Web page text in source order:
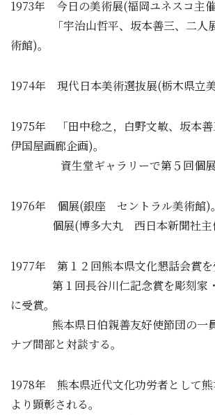
1973年 今日の美術展(福岡ユネスコ主催
「宇治山哲平、坂本善三、二人展
術館)。
1974年 現代日本美術選抜展(栃木県立美
1975年 「田中稔之，白野文敏、坂本
伊国屋画廊企画)。
資生堂ギャラリーで第５回個展
1976年 個展(銀座 セントラル美術館)。
個展(博多大丸 西日本新聞社主
1977年 第１２回熊本県文化懇話会賞を
第１回長谷川仁記念賞を彫刻家・
に受賞。
熊本県日伯親善友好使節団の一員
ナブ間部と対談する。
1978年 熊本県近代文化功労者として
より顕彰される。